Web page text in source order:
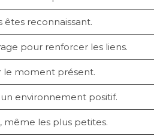
êtes reconnaissant.
pour renforcer les liens.
le moment présent.
environnement positif.
même les plus petites.